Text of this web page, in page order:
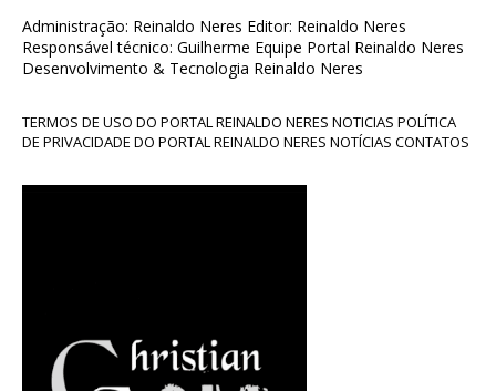
Administração: Reinaldo Neres Editor: Reinaldo Neres
Responsável técnico: Guilherme Equipe Portal Reinaldo Neres
Desenvolvimento & Tecnologia Reinaldo Neres
TERMOS DE USO DO PORTAL REINALDO NERES NOTICIAS POLÍTICA
DE PRIVACIDADE DO PORTAL REINALDO NERES NOTÍCIAS CONTATOS